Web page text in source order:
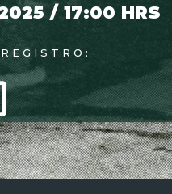
/ 17:00 HRS